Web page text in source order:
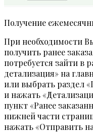
Получение
При необходимости
получить ранее
потребуется зайти в
детализация» на
или выбрать раздел
и нажать
пункт «Ранее
нижней части
нажать «Отправить